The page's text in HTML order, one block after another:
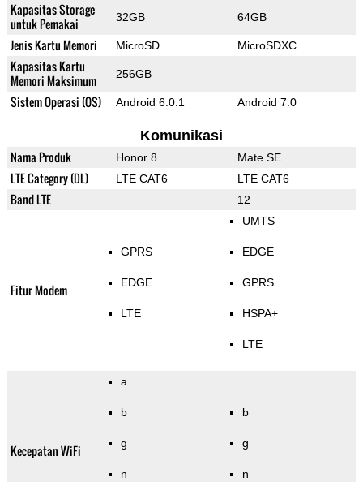
Kapasitas Storage
untuk Pemakai
32GB 64GB
Jenis Kartu Memori MicroSD MicroSDXC
Kapasitas Kartu
Memori Maksimum
256GB
Sistem Operasi (OS) Android 6.0.1 Android 7.0
Komunikasi
Nama Produk Honor 8 Mate SE
LTE Category (DL) LTE CAT6 LTE CAT6
Band LTE 12
Fitur Modem
GPRS
EDGE
LTE
UMTS
EDGE
GPRS
HSPA+
LTE
Kecepatan WiFi
a
b
g
n
b
g
n